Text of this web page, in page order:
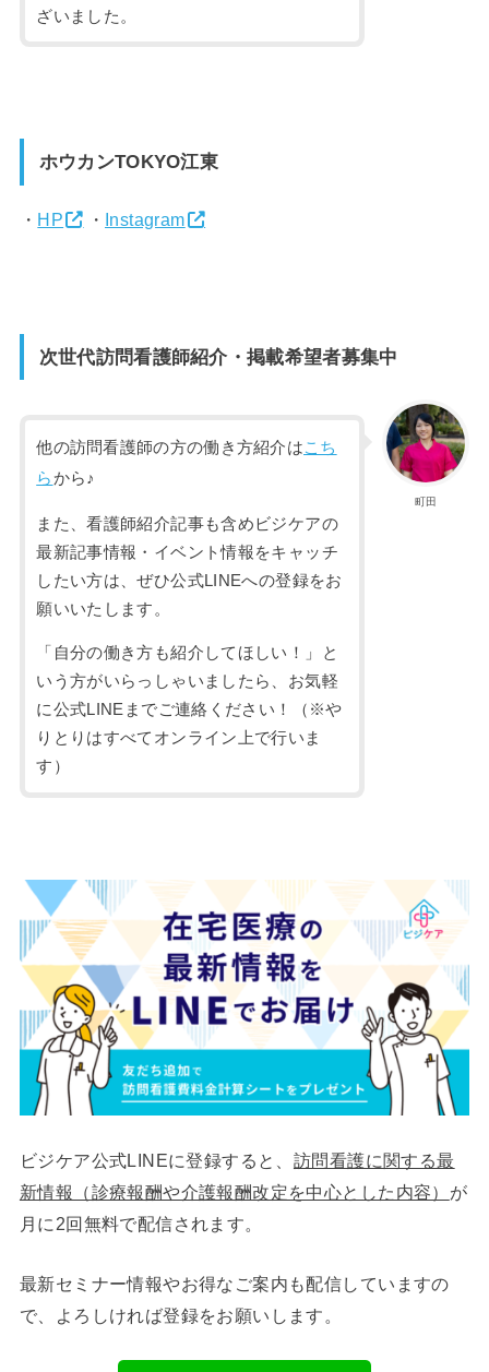
ざいました。
ホウカンTOKYO江東
・ HP ・ Instagram
次世代訪問看護師紹介・掲載希望者募集中
町田
他の訪問看護師の方の働き方紹介はこち
らから♪
また、看護師紹介記事も含めビジケアの
最新記事情報・イベント情報をキャッチ
したい方は、ぜひ公式LINEへの登録をお
願いいたします。
「自分の働き方も紹介してほしい！」と
いう方がいらっしゃいましたら、お気軽
に公式LINEまでご連絡ください！（※や
りとりはすべてオンライン上で行いま
す）
ビジケア公式LINEに登録すると、 訪問看護に関する最
新情報（診療報酬や介護報酬改定を中心とした内容） が
月に2回無料で配信されます。
最新セミナー情報やお得なご案内も配信していますの
で、よろしければ登録をお願いします。